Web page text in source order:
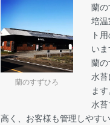
蘭のすずひろ
蘭
培
ト
いま
蘭
水
ます
水
高く、お客様も管理しやす